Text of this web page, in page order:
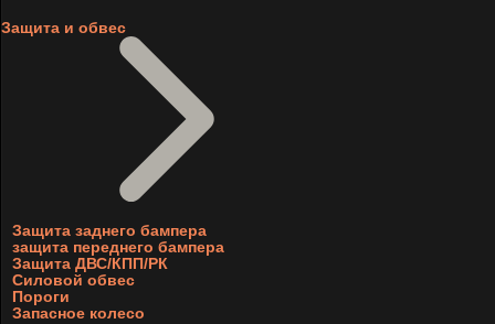
Защита и обвес
Защита заднего бампера
защита переднего бампера
Защита ДВС/КПП/РК
Силовой обвес
Пороги
Запасное колесо